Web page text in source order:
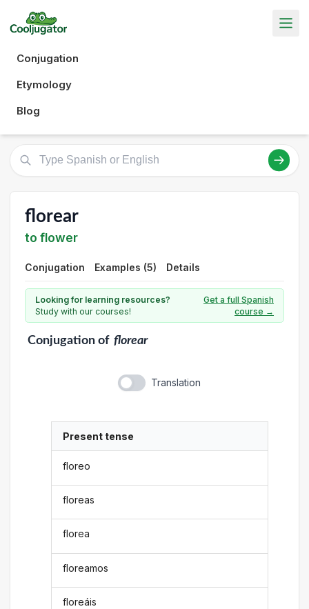
Conjugation
Etymology
Blog
florear
to flower
Conjugation Examples (5) Details
Looking for learning resources?
Study with our courses!
Get a full Spanish
course →
Conjugationof florear
Translation
Present tense
floreo
floreas
florea
floreamos
floreáis